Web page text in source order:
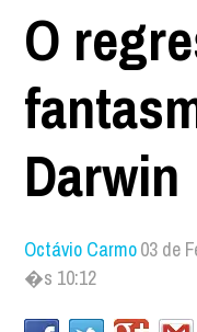
O
Darwin
Octávio Carmo03 de
�s 10:12